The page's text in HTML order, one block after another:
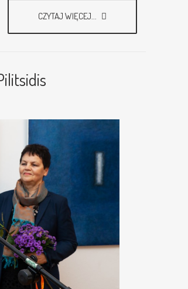
CZYTAJ WIĘCEJ...